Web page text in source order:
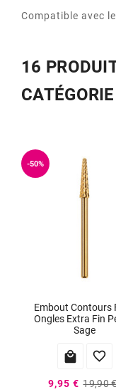
Compatible avec
16
CATÉGORIE
-50%
Embout Contours
Ongles Extra Fin
Sage
 
9,95 € 19,90